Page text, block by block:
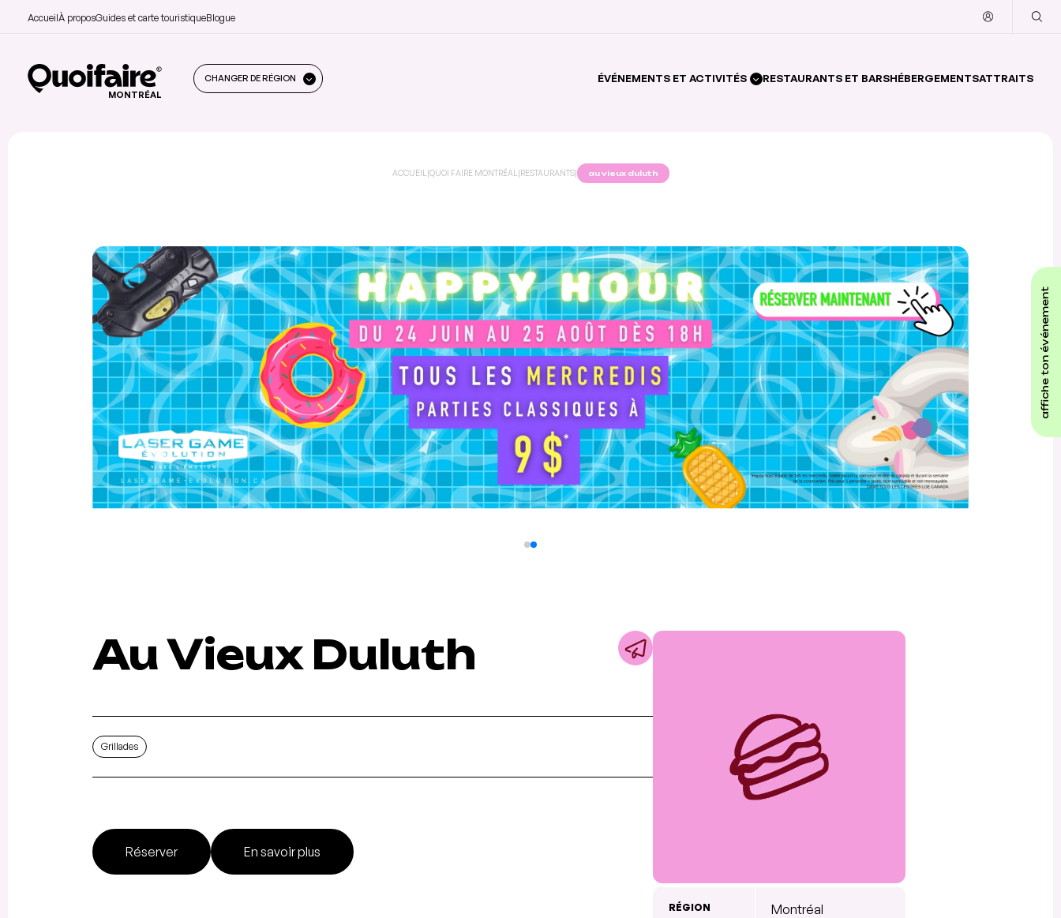
AccueilÀ proposGuides et carte touristiqueBlogue
MONTRÉAL
CHANGER DE RÉGION ÉVÉNEMENTS ET ACTIVITÉS RESTAURANTS ET BARSHÉBERGEMENTSATTRAITS
affiche ton événement
ACCUEIL |QUOI FAIRE MONTRÉAL |RESTAURANTS| au vieux duluth
Au Vieux Duluth
Grillades
Réserver En savoir plus
RÉGION Montréal